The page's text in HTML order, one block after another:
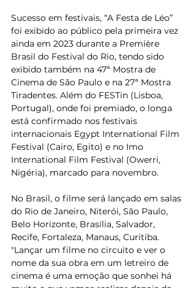
Sucesso em festivais, “A Festa de Léo”
foi exibido ao público pela primeira vez
ainda em 2023 durante a Première
Brasil do Festival do Rio, tendo sido
exibido também na 47ª Mostra de
Cinema de São Paulo e na 27ª Mostra
Tiradentes. Além do FESTin (Lisboa,
Portugal), onde foi premiado, o longa
está confirmado nos festivais
internacionais Egypt International Film
Festival (Cairo, Egito) e no Imo
International Film Festival (Owerri,
Nigéria), marcado para novembro.
No Brasil, o filme será lançado em salas
do Rio de Janeiro, Niterói, São Paulo,
Belo Horizonte, Brasília, Salvador,
Recife, Fortaleza, Manaus, Curitiba.
"Lançar um filme no circuito e ver o
nome da sua obra em um letreiro de
cinema é uma emoção que sonhei há